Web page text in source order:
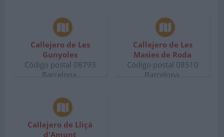
Callejero de Les
Gunyoles
Código postal 08793
Barcelona.
Callejero de Les
Masies de Roda
Código postal 08510
Barcelona.
Callejero de Lliçà
d'Amunt